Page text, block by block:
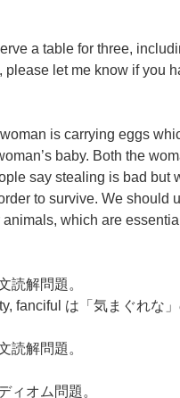
a table for three,
please let me know if you
is carrying eggs
baby. Both the
say stealing is bad but
to survive. We should
which are
読解問題。
fanciful は「気まぐれな」
読解問題。
ィオム問題。